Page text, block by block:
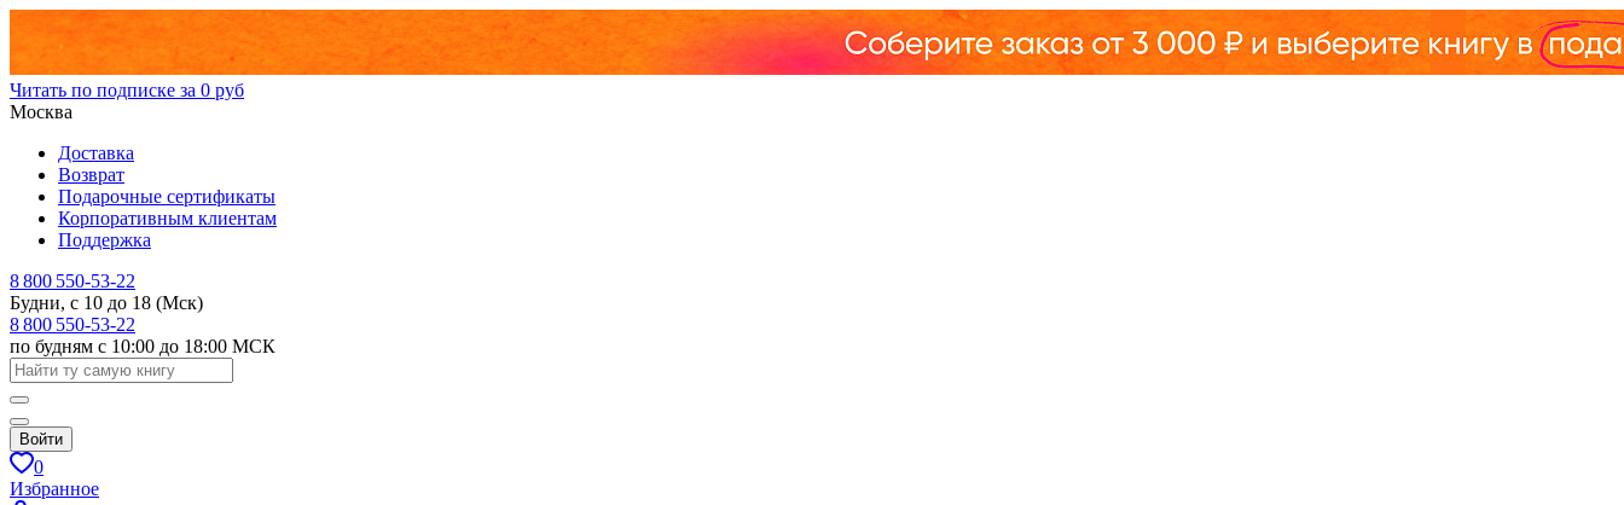
Читать по подписке за 0 руб
Москва
Доставка
Возврат
Подарочные сертификаты
Корпоративным клиентам
Поддержка
8 800 550-53-22
Будни, с 10 до 18 (Мск)
8 800 550-53-22
по будням с 10:00 до 18:00 МСК
Войти
0
Избранное